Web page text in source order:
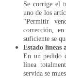
Se corrige el
uno de los
“Permitir
corrección,
suficiente se
Estado líneas
En un pedido
línea
servida se